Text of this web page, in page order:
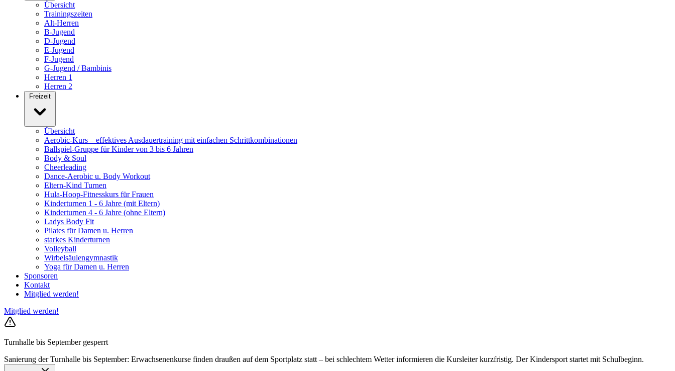
Übersicht
Trainingszeiten
Alt-Herren
B-Jugend
D-Jugend
E-Jugend
F-Jugend
G-Jugend / Bambinis
Herren 1
Herren 2
Freizeit
Übersicht
Aerobic-Kurs – effektives Ausdauertraining mit einfachen Schrittkombinationen
Ballspiel-Gruppe für Kinder von 3 bis 6 Jahren
Body & Soul
Cheerleading
Dance-Aerobic u. Body Workout
Eltern-Kind Turnen
Hula-Hoop-Fitnesskurs für Frauen
Kinderturnen 1 - 6 Jahre (mit Eltern)
Kinderturnen 4 - 6 Jahre (ohne Eltern)
Ladys Body Fit
Pilates für Damen u. Herren
starkes Kinderturnen
Volleyball
Wirbelsäulengymnastik
Yoga für Damen u. Herren
Sponsoren
Kontakt
Mitglied werden!
Mitglied werden!
Turnhalle bis September gesperrt
Sanierung der Turnhalle bis September: Erwachsenenkurse finden draußen auf dem Sportplatz statt – bei schlechtem Wetter informieren die Kursleiter kurzfristig. Der Kindersport startet mit Schulbeginn.